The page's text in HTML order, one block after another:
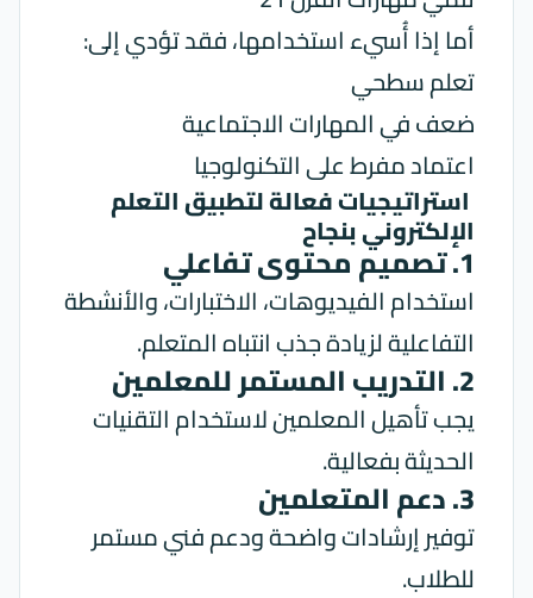
أما إذا أُسيء استخدامها، فقد تؤدي إلى:
تعلم سطحي
ضعف في المهارات الاجتماعية
اعتماد مفرط على التكنولوجيا
استراتيجيات فعالة لتطبيق التعلم
الإلكتروني بنجاح
1. تصميم محتوى تفاعلي
استخدام الفيديوهات، الاختبارات، والأنشطة
التفاعلية لزيادة جذب انتباه المتعلم.
2. التدريب المستمر للمعلمين
يجب تأهيل المعلمين لاستخدام التقنيات
الحديثة بفعالية.
3. دعم المتعلمين
توفير إرشادات واضحة ودعم فني مستمر
للطلاب.